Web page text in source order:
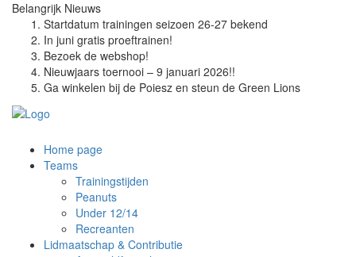
Belangrijk Nieuws
Startdatum trainingen seizoen 26-27 bekend
In juni gratis proeftrainen!
Bezoek de webshop!
Nieuwjaars toernooi – 9 januari 2026!!
Ga winkelen bij de Poiesz en steun de Green Lions
Home page
Teams
Trainingstijden
Peanuts
Under 12/14
Recreanten
Lidmaatschap & Contributie